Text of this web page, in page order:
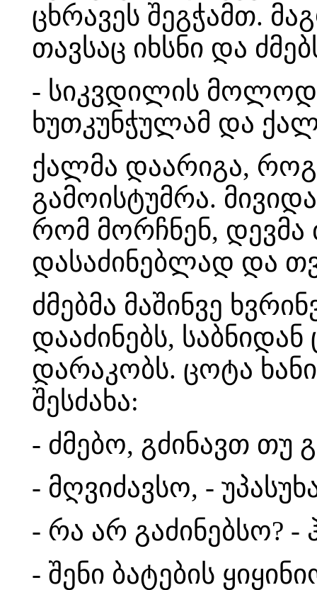
ცხრავეს შეგჭამთ.
თავსაც იხსნი და
- სიკვდილის
ხუთკუნჭულამ და
ქალმა დაარიგა,
გამოისტუმრა.
რომ მორჩნენ, დევმა
დასაძინებლად და
ძმებმა მაშინვე
დააძინებს,
დარაკობს. ცოტა
შესძახა:
- ძმებო, გძინავთ თუ
- მღვიძავსო, -
- რა არ გაძინებსო? -
- შენი ბატების